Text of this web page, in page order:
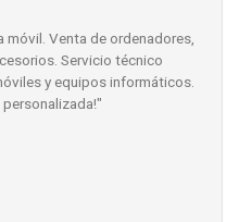
Venta de ordenadores,
Servicio técnico
y equipos informáticos.